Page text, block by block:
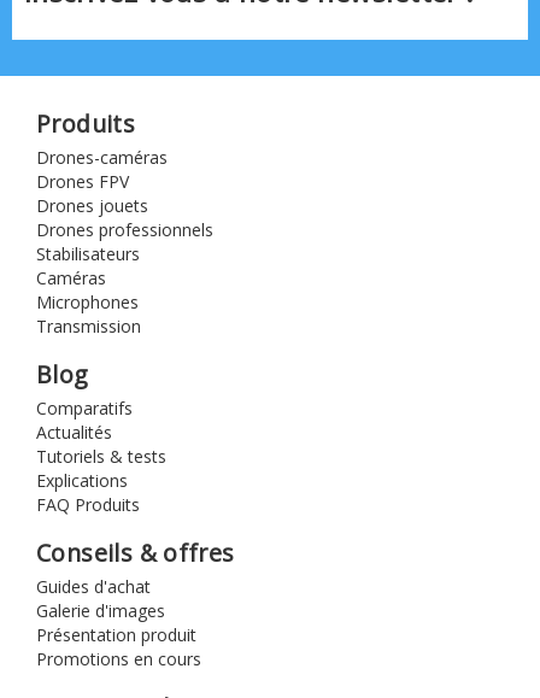
Produits
Drones-caméras
Drones FPV
Drones jouets
Drones professionnels
Stabilisateurs
Caméras
Microphones
Transmission
Blog
Comparatifs
Actualités
Tutoriels & tests
Explications
FAQ Produits
Conseils & offres
Guides d'achat
Galerie d'images
Présentation produit
Promotions en cours